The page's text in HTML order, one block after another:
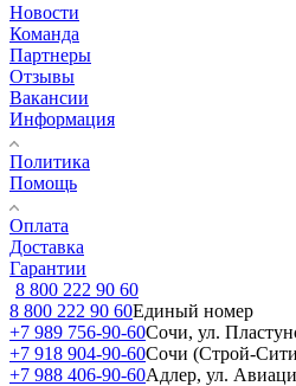
Новости
Команда
Партнеры
Отзывы
Вакансии
Информация
Политика
Помощь
Оплата
Доставка
Гарантии
8 800 222 90 60
8 800 222 90 60Единый номер
+7 989 756-90-60Сочи, ул.
+7 918 904-90-60Сочи (Строй-
+7 988 406-90-60Адлер, ул.